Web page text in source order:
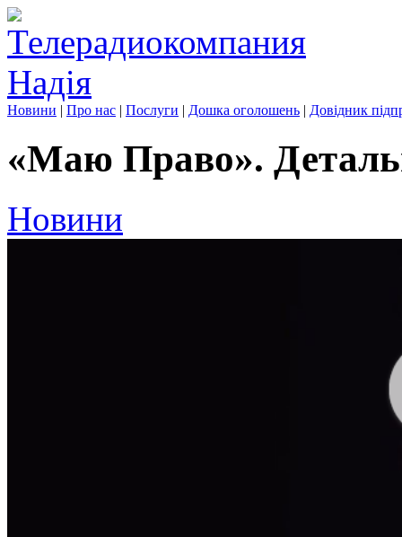
Новини | Про нас | Послуги | Дошка оголошень | Довідник
«Маю Право».
Новини